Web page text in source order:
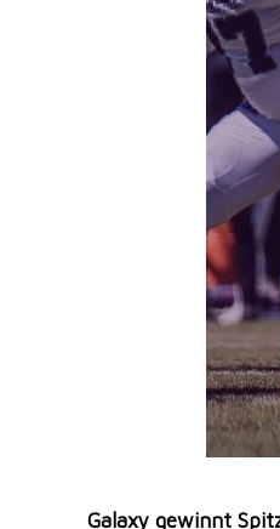
Galaxy gewinnt